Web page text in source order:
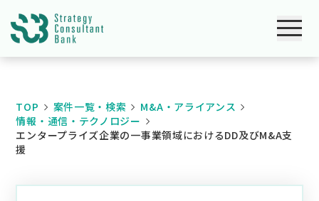
TOP 案件一覧・検索
M&A・アライアンス
情報・通信・テクノロジー
エンタープライズ企業の一事業領域におけるDD及びM&A支
援